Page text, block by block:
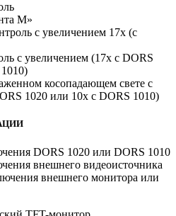
М»
с увеличением 17х (с
с увеличением (17х с DORS
косопадающем свете с
1020 или 10х с DORS 1010)
DORS 1020 или DORS 1010
внешнего видеоисточника
внешнего монитора или